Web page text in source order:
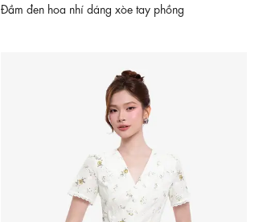
Đầm đen hoa nhí dáng xòe tay phồng